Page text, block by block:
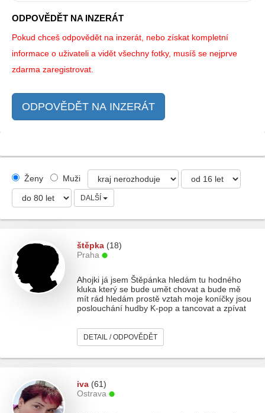
ODPOVĚDĚT NA INZERÁT
Pokud chceš odpovědět na inzerát, nebo získat kompletní
informace o uživateli a vidět všechny fotky, musíš se nejprve
zdarma zaregistrovat.
ODPOVĚDĚT NA INZERÁT
Ženy Muži
DALŠÍ
štěpka (18)
Praha
Ahojki já jsem Štěpánka hledám tu hodného
kluka který se bude umět chovat a bude mě
mít rád hledám prostě vztah moje koníčky jsou
poslouchání hudby K-pop a tancovat a zpívat
DETAIL / ODPOVĚDĚT
iva (61)
Ostrava